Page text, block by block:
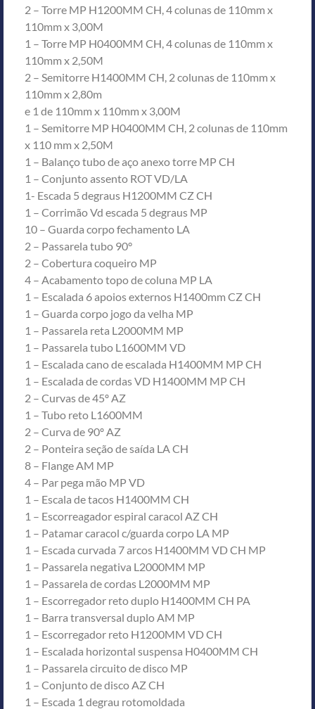
2 – Torre MP H1200MM CH, 4 colunas de 110mm x
110mm x 3,00M
1 – Torre MP H0400MM CH, 4 colunas de 110mm x
110mm x 2,50M
2 – Semitorre H1400MM CH, 2 colunas de 110mm x
110mm x 2,80m
e 1 de 110mm x 110mm x 3,00M
1 – Semitorre MP H0400MM CH, 2 colunas de 110mm
x 110 mm x 2,50M
1 – Balanço tubo de aço anexo torre MP CH
1 – Conjunto assento ROT VD/LA
1- Escada 5 degraus H1200MM CZ CH
1 – Corrimão Vd escada 5 degraus MP
10 – Guarda corpo fechamento LA
2 – Passarela tubo 90°
2 – Cobertura coqueiro MP
4 – Acabamento topo de coluna MP LA
1 – Escalada 6 apoios externos H1400mm CZ CH
1 – Guarda corpo jogo da velha MP
1 – Passarela reta L2000MM MP
1 – Passarela tubo L1600MM VD
1 – Escalada cano de escalada H1400MM MP CH
1 – Escalada de cordas VD H1400MM MP CH
2 – Curvas de 45º AZ
1 – Tubo reto L1600MM
2 – Curva de 90º AZ
2 – Ponteira seção de saída LA CH
8 – Flange AM MP
4 – Par pega mão MP VD
1 – Escala de tacos H1400MM CH
1 – Escorreagador espiral caracol AZ CH
1 – Patamar caracol c/guarda corpo LA MP
1 – Escada curvada 7 arcos H1400MM VD CH MP
1 – Passarela negativa L2000MM MP
1 – Passarela de cordas L2000MM MP
1 – Escorregador reto duplo H1400MM CH PA
1 – Barra transversal duplo AM MP
1 – Escorregador reto H1200MM VD CH
1 – Escalada horizontal suspensa H0400MM CH
1 – Passarela circuito de disco MP
1 – Conjunto de disco AZ CH
1 – Escada 1 degrau rotomoldada